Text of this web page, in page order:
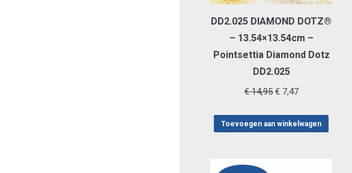
DD2.025 DIAMOND DOTZ®
– 13.54×13.54cm –
Pointsettia Diamond Dotz
DD2.025
€14,95 Oorspronkelijke
was:
€7,47Huidige
is:
Toevoegen aan winkelwagen